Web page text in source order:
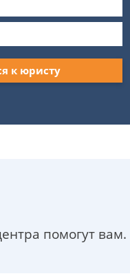
к юристу
помогут вам.